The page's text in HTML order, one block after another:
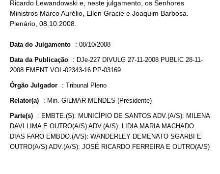
Ricardo Lewandowski e, neste julgamento, os Senhores
Ministros Marco Aurélio, Ellen Gracie e Joaquim Barbosa.
Plenário, 08.10.2008.
Data do Julgamento : 08/10/2008
Data da Publicação : DJe-227 DIVULG 27-11-2008 PUBLIC 28-11-
2008 EMENT VOL-02343-16 PP-03169
Órgão Julgador : Tribunal Pleno
Relator(a) : Min. GILMAR MENDES (Presidente)
Parte(s) : EMBTE.(S): MUNICÍPIO DE SANTOS ADV.(A/S): MILENA
DAVI LIMA E OUTRO(A/S) ADV.(A/S): LIDIA MARIA MACHADO
DIAS FARO EMBDO.(A/S): WANDERLEY DEMENATO SGARBI E
OUTRO(A/S) ADV.(A/S): JOSÉ RICARDO FERREIRA E OUTRO(A/S)